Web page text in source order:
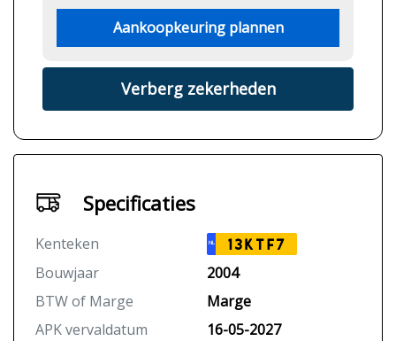
Aankoopkeuring plannen
Verberg zekerheden
Specificaties
Kenteken NL 13KTF7
Bouwjaar
2004
BTW of Marge
Marge
APK vervaldatum
16-05-2027